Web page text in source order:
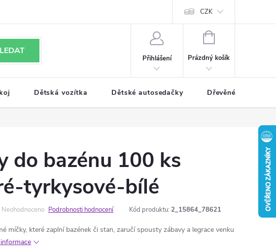
CZK
Přihlášení
NÁKUPNÍ
Prázdný košík
Dětská vozítka Dětské autosedačky Dřevěné hračky
do bazénu 100 ks
tyrkysové-bílé
Neohodnoceno Podrobnosti hodnocení Kód produktu: 2_15864_78621
míčky, které zaplní bazének či stan, zaručí spousty zábavy a legrace venku